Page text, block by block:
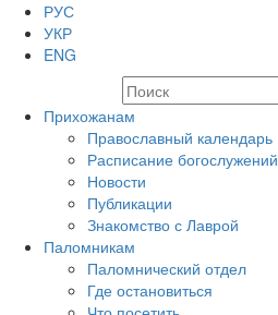
РУС
УКР
ENG
Прихожанам
Православный календарь
Расписание богослужений
Новости
Публикации
Знакомство с Лаврой
Паломникам
Паломнический отдел
Где остановиться